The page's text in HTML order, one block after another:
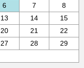
6 7
8
13 14
15
20 21
22
27 28
29